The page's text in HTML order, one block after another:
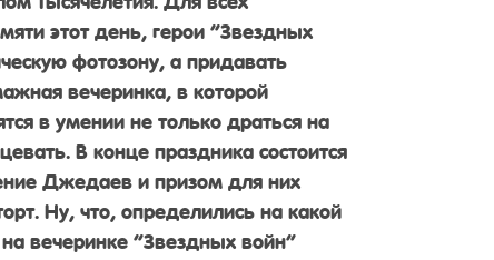
этот день, герои “Звездных
фотозону, а придавать
вечеринка, в которой
в умении не только драться на
В конце праздника состоится
Джедаев и призом для них
Ну, что, определились на какой
вечеринке “Звездных войн”